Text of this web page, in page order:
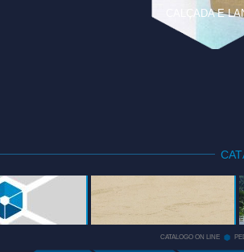
CALÇADA E
CATALOGO
CATALOGO ON LINE